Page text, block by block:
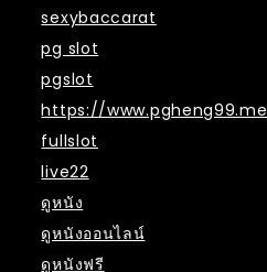
sexybaccarat
pg slot
pgslot
https://www.pgheng99.me
fullslot
live22
ดูหนัง
ดูหนังออนไลน์
ดูหนังฟรี